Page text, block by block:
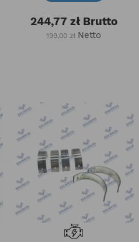
244,77 złBrutto
199,00 zł Netto